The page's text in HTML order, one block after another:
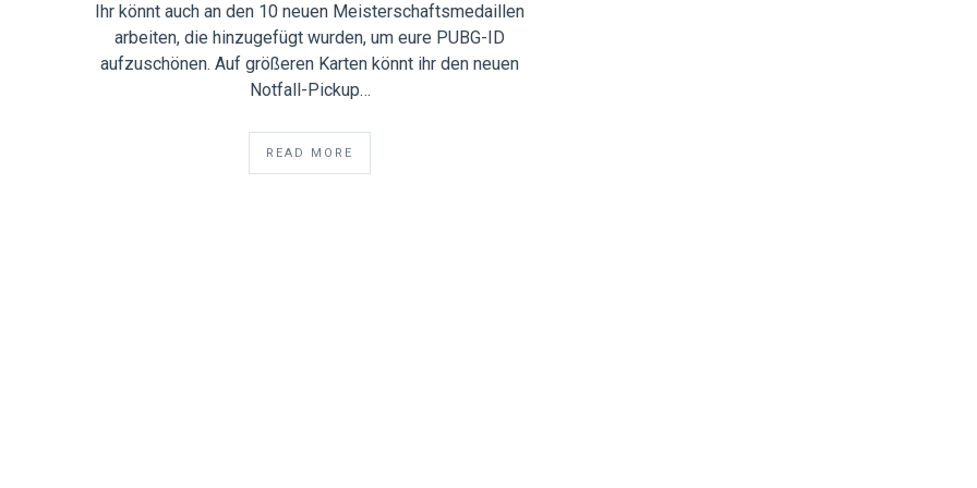
Ihr könnt auch an den 10 neuen Meisterschaftsmedaillen
arbeiten, die hinzugefügt wurden, um eure PUBG-ID
aufzuschönen. Auf größeren Karten könnt ihr den neuen
Notfall-Pickup…
READ MORE